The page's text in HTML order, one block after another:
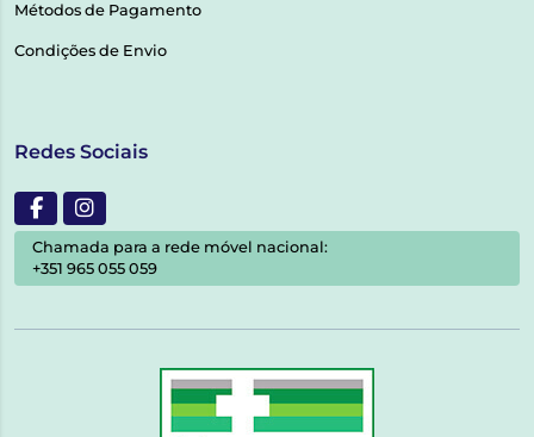
Métodos de Pagamento
Condições de Envio
Redes Sociais
Chamada para a rede móvel nacional:
+351 965 055 059